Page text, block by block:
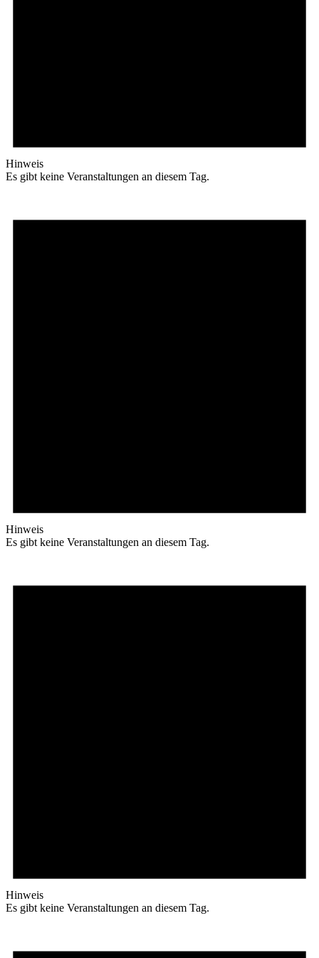
Hinweis
Es gibt keine Veranstaltungen an diesem Tag.
Hinweis
Es gibt keine Veranstaltungen an diesem Tag.
Hinweis
Es gibt keine Veranstaltungen an diesem Tag.